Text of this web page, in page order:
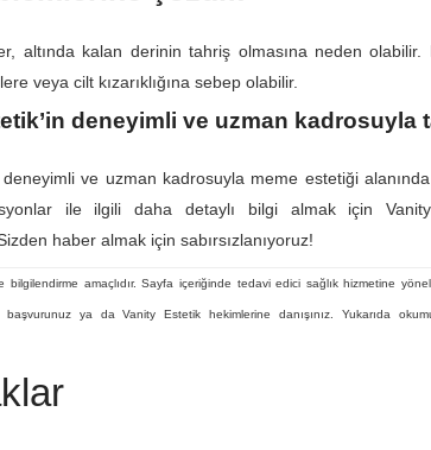
altında kalan derinin tahriş olmasına neden
veya cilt kızarıklığına sebep olabilir.
deneyimli ve uzman kadrosuyla
ve uzman kadrosuyla meme estetiği
ile ilgili daha detaylı bilgi almak için
haber almak için sabırsızlanıyoruz!
bilgilendirme amaçlıdır. Sayfa içeriğinde tedavi edici sağlık hizmetine
başvurunuz ya da Vanity Estetik hekimlerine danışınız. Yukarıda